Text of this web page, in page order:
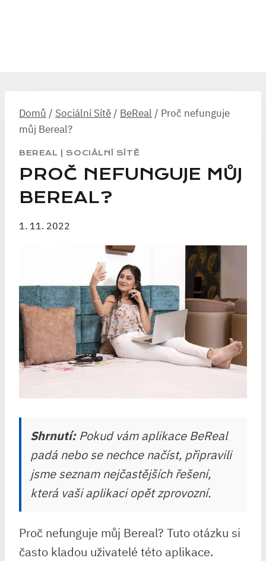
Domů / Sociální Sítě / BeReal / Proč nefunguje
můj Bereal?
BEREAL |SOCIÁLNÍ SÍTĚ
PROČ NEFUNGUJE MŮJ
BEREAL?
1. 11. 2022
Shrnutí:Pokud vám aplikace BeReal
padá nebo se nechce načíst, připravili
jsme seznam nejčastějších řešení,
která vaši aplikaci opět zprovozní.
Proč nefunguje můj Bereal? Tuto otázku si
často kladou uživatelé této aplikace.